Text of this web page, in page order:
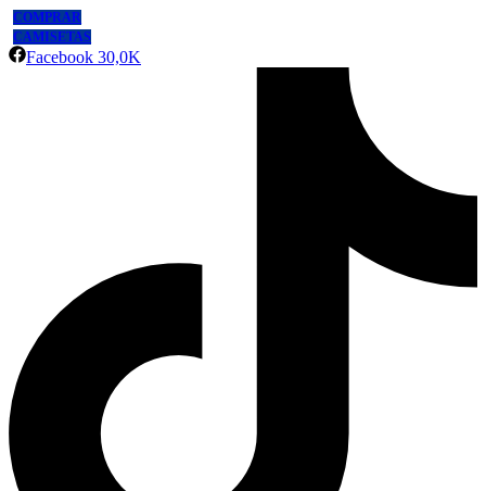
COMPRAR
CAMISETAS
Facebook 30,0K